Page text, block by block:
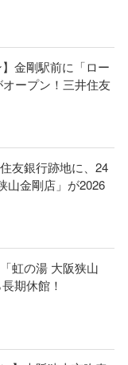
】金剛駅前に「ロー
ープン！三井住友
友銀行跡地に、24
山金剛店」が2026
虹の湯 大阪狭山
期休館！